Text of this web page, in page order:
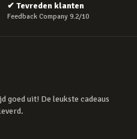
✔ Tevreden klanten
Feedback Company 9.2/10
goed uit! De leukste cadeaus